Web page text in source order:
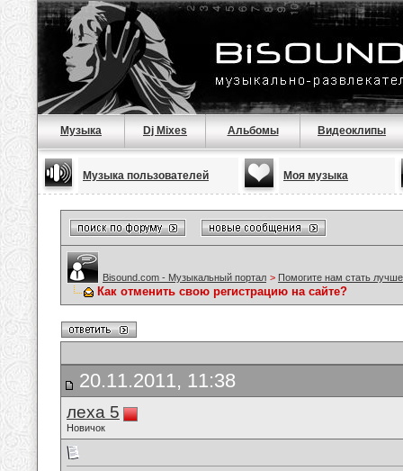
Музыка Dj Mixes Альбомы Видеоклипы
Музыка пользователей Моя музыка
Bisound.com - Музыкальный портал > Помогите нам стать
Как отменить свою регистрацию на сайте?
20.11.2011, 11:38
леха 5
Новичок